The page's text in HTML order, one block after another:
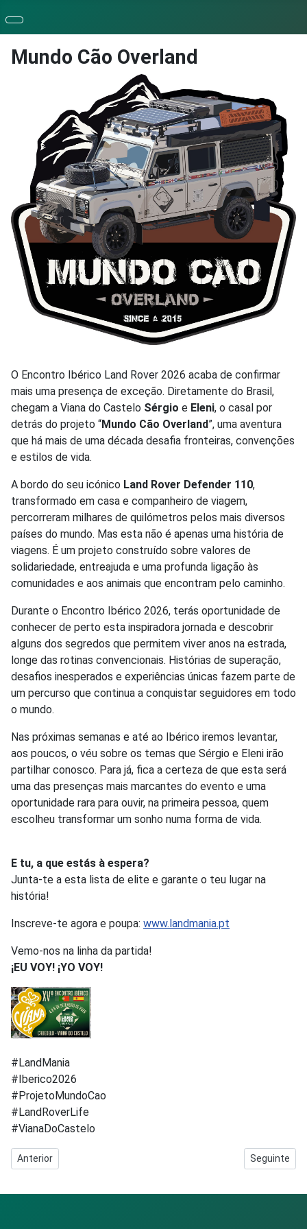
Mundo Cão Overland
O Encontro Ibérico Land Rover 2026 acaba de confirmar
mais uma presença de exceção. Diretamente do Brasil,
chegam a Viana do Castelo Sérgio e Eleni, o casal por
detrás do projeto “Mundo Cão Overland”, uma aventura
que há mais de uma década desafia fronteiras, convenções
e estilos de vida.
A bordo do seu icónico Land Rover Defender 110,
transformado em casa e companheiro de viagem,
percorreram milhares de quilómetros pelos mais diversos
países do mundo. Mas esta não é apenas uma história de
viagens. É um projeto construído sobre valores de
solidariedade, entreajuda e uma profunda ligação às
comunidades e aos animais que encontram pelo caminho.
Durante o Encontro Ibérico 2026, terás oportunidade de
conhecer de perto esta inspiradora jornada e descobrir
alguns dos segredos que permitem viver anos na estrada,
longe das rotinas convencionais. Histórias de superação,
desafios inesperados e experiências únicas fazem parte de
um percurso que continua a conquistar seguidores em todo
o mundo.
Nas próximas semanas e até ao Ibérico iremos levantar,
aos poucos, o véu sobre os temas que Sérgio e Eleni irão
partilhar conosco. Para já, fica a certeza de que esta será
uma das presenças mais marcantes do evento e uma
oportunidade rara para ouvir, na primeira pessoa, quem
escolheu transformar um sonho numa forma de vida.
E tu, a que estás à espera?
Junta-te a esta lista de elite e garante o teu lugar na
história!
Inscreve-te agora e poupa: www.landmania.pt
Vemo-nos na linha da partida!
¡EU VOY! ¡YO VOY!
#LandMania
#Iberico2026
#ProjetoMundoCao
#LandRoverLife
#VianaDoCastelo
Artigo anterior: Passeio São João - Braga
Anterior Artigo
Seguinte